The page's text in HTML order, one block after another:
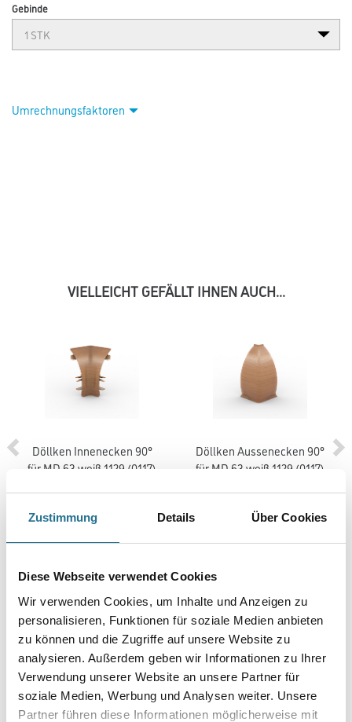
Zustimmung Details Über Cookies
Diese Webseite verwendet Cookies
Wir verwenden Cookies, um Inhalte und Anzeigen zu
personalisieren, Funktionen für soziale Medien anbieten
zu können und die Zugriffe auf unsere Website zu
analysieren. Außerdem geben wir Informationen zu Ihrer
Verwendung unserer Website an unsere Partner für
soziale Medien, Werbung und Analysen weiter. Unsere
Partner führen diese Informationen möglicherweise mit
Gebinde
Umrechnungsfaktoren
VIELLEICHT GEFÄLLT IHNEN AUCH...
Döllken Innenecken 90°
für MD 63 weiß 1129 (0117)
2003-001341
Bitte einloggen, um Preise zu
sehen
Döllken Aussenecken 90°
für MD 63 weiß 1129 (0117)
2003-001350
Bitte einloggen, um Preise zu
sehen
PRODUKTEIGENSCHAFTEN